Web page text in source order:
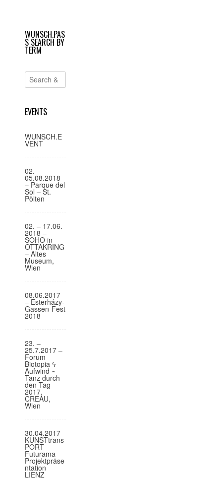
t
r
a
g
a
v
g
a
t
o
n
WUNSCH.PAS
S SEARCH BY
TERM
EVENTS
WUNSCH.E
VENT
02. –
05.08.2018
– Parque del
Sol – St.
Pölten
02. – 17.06.
2018 –
SOHO in
OTTAKRING
– Altes
Museum,
Wien
08.06.2017
– Esterházy-
Gassen-Fest
2018
23. –
25.7.2017 –
Forum
Biotopia ϟ
Aufwind ~
Tanz durch
den Tag
2017,
CREAU,
Wien
30.04.2017
KUNSTtrans
PORT
Futurama
Projektpräse
ntation
LIENZ